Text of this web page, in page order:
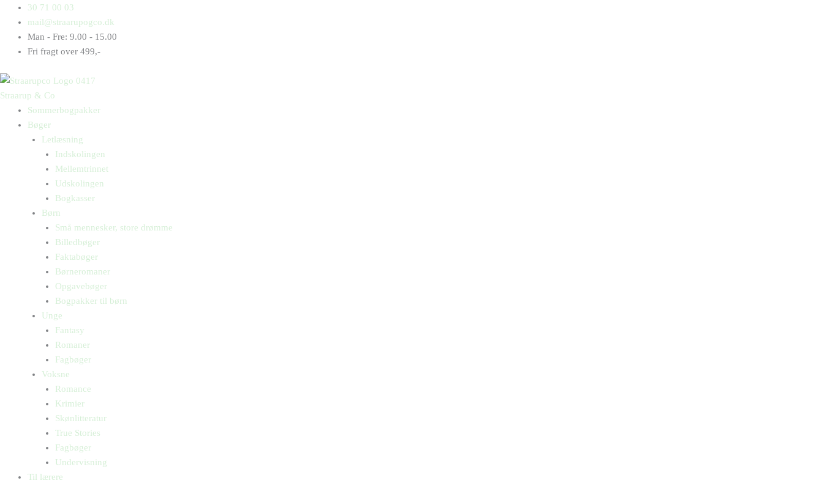
indholdet
30 71 00 03
mail@straarupogco.dk
Man - Fre: 9.00 - 15.00
Fri fragt over 499,-
Straarup & Co
Sommerbogpakker
Bøger
Letlæsning
Indskolingen
Mellemtrinnet
Udskolingen
Bogkasser
Børn
Små mennesker, store drømme
Billedbøger
Faktabøger
Børneromaner
Opgavebøger
Bogpakker til børn
Unge
Fantasy
Romaner
Fagbøger
Voksne
Romance
Krimier
Skønlitteratur
True Stories
Fagbøger
Undervisning
Til lærere
Products
search
Products
search